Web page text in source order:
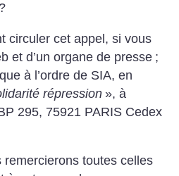
?
circuler cet appel, si vous
et d’un organe de presse ;
à l’ordre de SIA, en
répression », à
295, 75921 PARIS Cedex
remercierons toutes celles